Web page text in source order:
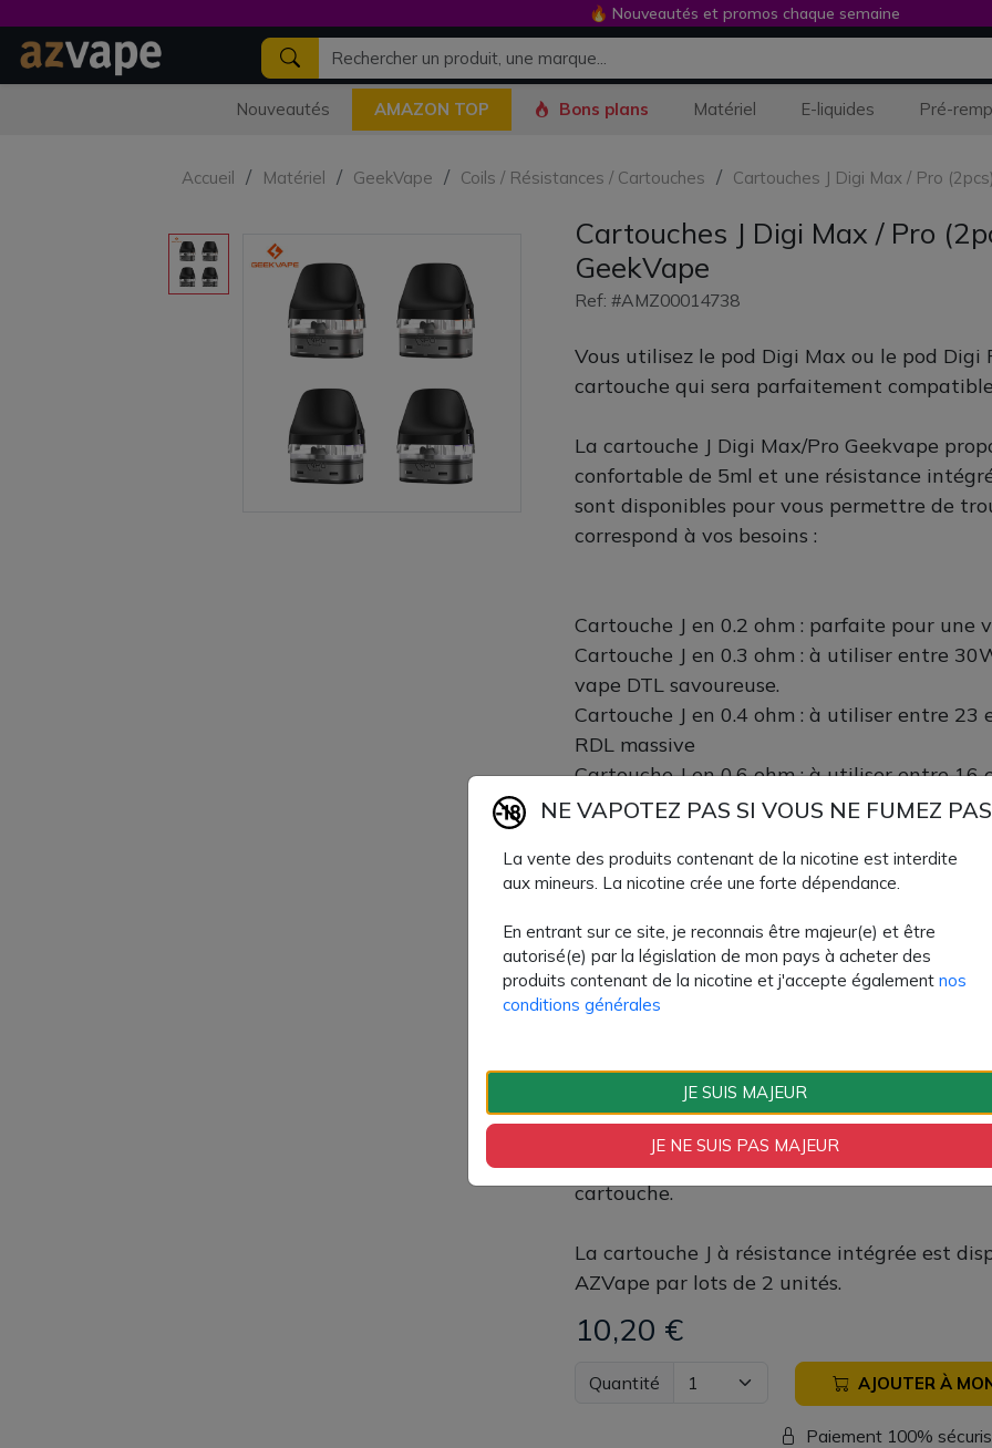
Nouveautés AMAZON TOP Bons plans Matériel E-liquides Pré-
Accueil Matériel GeekVape Coils / Résistances / Cartouches Cartouches J Digi Max / Pro
Cartouches J Digi Max / Pro
GeekVape
Ref: #AMZ00014738
Vous utilisez le pod Digi Max ou le pod Digi
cartouche qui sera parfaitement
La cartouche J Digi Max/Pro Geekvape
confortable de 5ml et une résistance
sont disponibles pour vous permettre de
correspond à vos besoins :
Cartouche J en 0.2 ohm : parfaite pour une
Cartouche J en 0.3 ohm : à utiliser entre
vape DTL savoureuse.
Cartouche J en 0.4 ohm : à utiliser entre 23
RDL massive
Cartouche J en 0.6 ohm : à utiliser entre 16
RDL savoureuse
MTL aérienne
Cartouche J en 1.2 ohm : à utiliser entre 8
MTL serrée
Veillez à sélectionner une valeur de
des capacités de votre cigarette
Le remplissage du réservoir se fait par le
en silicone. L'airflow est directement
cartouche.
La cartouche J à résistance intégrée est
AZVape par lots de 2 unités.
10,20 €
Quantité AJOUTER À
Paiement 100%
🔥 Nouveautés et promos chaque semaine
NE VAPOTEZ PAS SI VOUS NE FUMEZ
La vente des produits contenant de la nicotine est interdite
aux mineurs. La nicotine crée une forte dépendance.
En entrant sur ce site, je reconnais être majeur(e) et être
autorisé(e) par la législation de mon pays à acheter des
produits contenant de la nicotine et j'accepte également nos
conditions générales
JE SUIS MAJEUR
JE NE SUIS PAS MAJEUR